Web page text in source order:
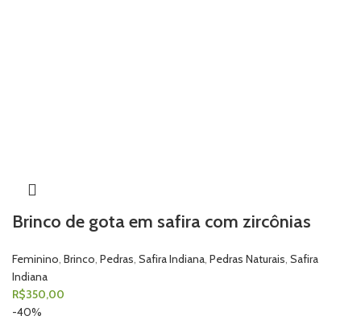
Brinco de gota em safira com zircônias
Feminino, Brinco, Pedras, Safira Indiana, Pedras Naturais, Safira
Indiana
R$350,00
-40%